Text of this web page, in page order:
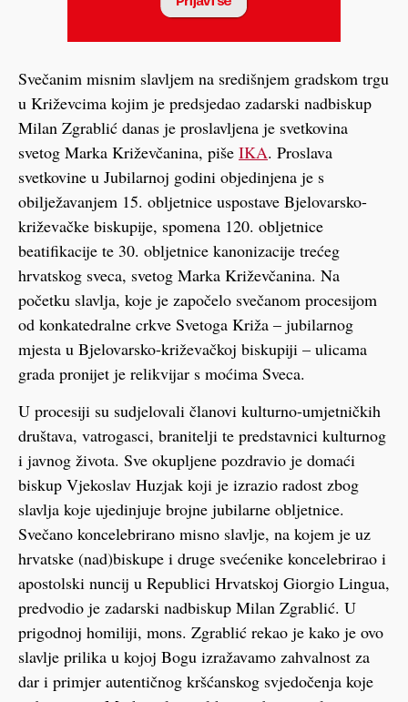
Svečanim misnim slavljem na središnjem gradskom trgu
u Križevcima kojim je predsjedao zadarski nadbiskup
Milan Zgrablić danas je proslavljena je svetkovina
svetog Marka Križevčanina, piše IKA. Proslava
svetkovine u Jubilarnoj godini objedinjena je s
obilježavanjem 15. obljetnice uspostave Bjelovarsko-
križevačke biskupije, spomena 120. obljetnice
beatifikacije te 30. obljetnice kanonizacije trećeg
hrvatskog sveca, svetog Marka Križevčanina. Na
početku slavlja, koje je započelo svečanom procesijom
od konkatedralne crkve Svetoga Križa – jubilarnog
mjesta u Bjelovarsko-križevačkoj biskupiji – ulicama
grada pronijet je relikvijar s moćima Sveca.
U procesiji su sudjelovali članovi kulturno-umjetničkih
društava, vatrogasci, branitelji te predstavnici kulturnog
i javnog života. Sve okupljene pozdravio je domaći
biskup Vjekoslav Huzjak koji je izrazio radost zbog
slavlja koje ujedinjuje brojne jubilarne obljetnice.
Svečano koncelebrirano misno slavlje, na kojem je uz
hrvatske (nad)biskupe i druge svećenike koncelebrirao i
apostolski nuncij u Republici Hrvatskoj Giorgio Lingua,
predvodio je zadarski nadbiskup Milan Zgrablić. U
prigodnoj homiliji, mons. Zgrablić rekao je kako je ovo
slavlje prilika u kojoj Bogu izražavamo zahvalnost za
dar i primjer autentičnog kršćanskog svjedočenja koje